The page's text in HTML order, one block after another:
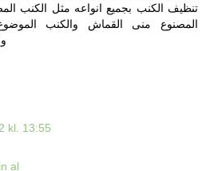
تنظيف الكنب بجميع انواعه مثل الكنب
المصنوع منى القماش والكنب
kl. 13:55
al